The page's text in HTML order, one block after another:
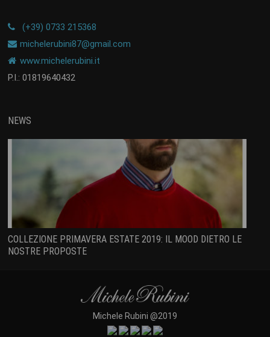
(+39) 0733 215368
michelerubini87@gmail.com
www.michelerubini.it
P.I.: 01819640432
NEWS
COLLEZIONE PRIMAVERA ESTATE 2019: IL MOOD DIETRO LE
NOSTRE PROPOSTE
Michele Rubini @2019